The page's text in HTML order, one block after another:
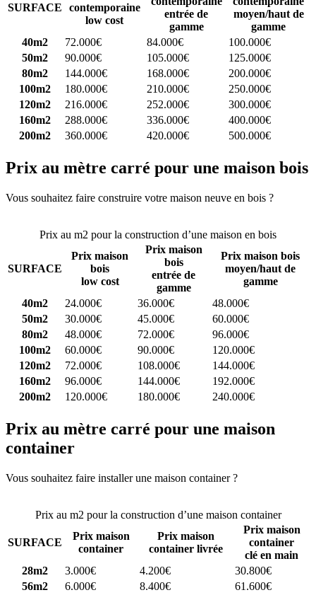
SURFACE
contemporaine
low cost
entrée de
gamme
moyen/haut de
gamme
40m2
72.000€ 84.000€
100.000€
50m2
90.000€ 105.000€
125.000€
80m2
144.000€ 168.000€
200.000€
100m2
180.000€ 210.000€
250.000€
120m2
216.000€ 252.000€
300.000€
160m2
288.000€ 336.000€
400.000€
200m2
360.000€ 420.000€ 500.000€
Prix au mètre carré pour une maison bois
Vous souhaitez faire construire votre maison neuve en bois ?
Prix au m2 pour la construction d’une maison en bois
SURFACE
Prix maison
bois
low cost
Prix maison
bois
entrée de
gamme
Prix maison bois
moyen/haut de
gamme
40m2
24.000€ 36.000€
48.000€
50m2
30.000€ 45.000€
60.000€
80m2
48.000€ 72.000€
96.000€
100m2
60.000€ 90.000€
120.000€
120m2
72.000€ 108.000€
144.000€
160m2
96.000€ 144.000€
192.000€
200m2
120.000€ 180.000€ 240.000€
Prix au mètre carré pour une maison
container
Vous souhaitez faire installer une maison container ?
Prix au m2 pour la construction d’une maison container
SURFACE
Prix maison
container
Prix maison
container livrée
Prix maison
container
clé en main
28m2
3.000€ 4.200€
30.800€
56m2
6.000€ 8.400€
61.600€